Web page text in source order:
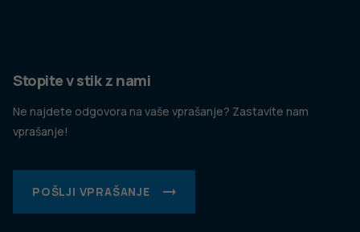
Stopite v stik z nami
Ne najdete odgovora na vaše vprašanje? Zastavite nam
vprašanje!
POŠLJI VPRAŠANJE